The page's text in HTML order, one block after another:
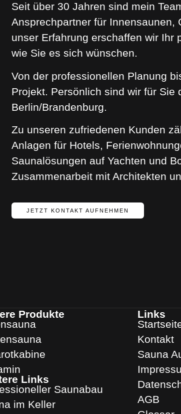
Seit über 30 Jahren sind mein
Ansprechpartner für Innensaunen,
unser Erfahrung erschaffen wir Ihr
wie Sie es sich wünschen.
Von der professionellen Planung
Projekt. Persönlich sind wir für
Berlin/Brandenburg.
Zu unseren zufriedenen Kunden
Anlagen für Hotels,
Saunalösungen auf Yachten und
Zusammenarbeit mit Architekten
JETZT KONTAKT AUFNEHMEN
Produkte
Links
Saunabau
im Keller
Links
Kontakt
Sauna
AGB